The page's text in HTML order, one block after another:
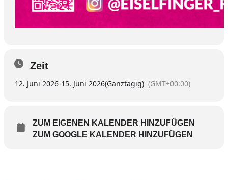
Zeit
12. Juni 2026-15. Juni 2026(Ganztägig) (GMT+00:00)
ZUM EIGENEN KALENDER HINZUFÜGEN
ZUM GOOGLE KALENDER HINZUFÜGEN